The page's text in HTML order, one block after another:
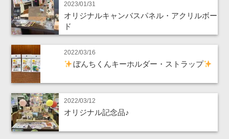
2023/01/31
オリジナルキャンバスパネル・アクリルボー
ド
2022/03/16
ぼんちくんキーホルダー・ストラップ
2022/03/12
オリジナル記念品♪